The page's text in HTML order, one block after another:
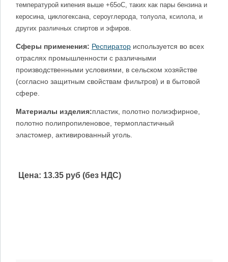
температурой кипения выше +65оС, таких как пары бензина и
керосина, циклогексана, сероуглерода, толуола, ксилола, и
других различных спиртов и эфиров.
Сферы применения: Респиратор используется во всех
отраслях промышленности с различными
производственными условиями, в сельском хозяйстве
(согласно защитным свойствам фильтров) и в бытовой
сфере.
Материалы изделия:пластик, полотно полиэфирное,
полотно полипропиленовое, термопластичный
эластомер, активированный уголь.
Цена: 13.35 руб (без НДС)